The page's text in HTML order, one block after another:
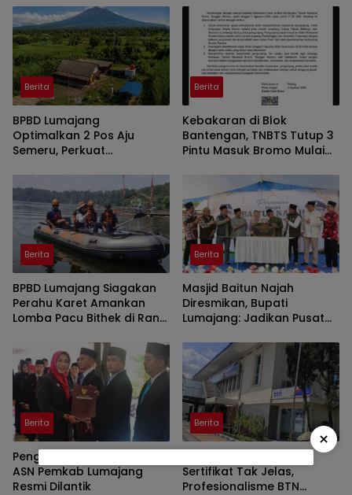
Berita
BPBD Lumajang
Optimalkan 2 Pos Aju
Semeru, Perkuat
Rawan Lahar
Berita
Kebakaran di Blok
Bantengan, TNBTS Tutup 3
Pintu Masuk Bromo Mulai
Berita
BPBD Lumajang Siagakan
Perahu Karet Amankan
Lomba Pacu Bithek di Ranu
Berita
Masjid Baitun Najah
Diresmikan, Bupati
Lumajang: Jadikan Pusat
Berita
Penguatan Birokrasi, 122
ASN Pemkab Lumajang
Resmi Dilantik
Berita
Sertifikat Tak Jelas,
Profesionalisme BTN
×